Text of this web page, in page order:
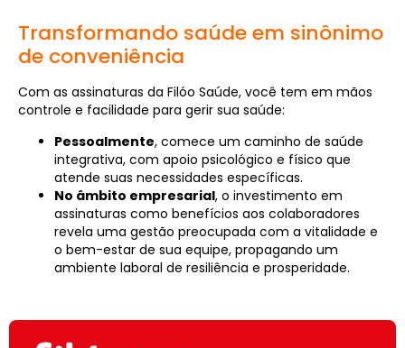
Transformando saúde em sinônimo
de conveniência
Com as assinaturas da Filóo Saúde, você tem em mãos
controle e facilidade para gerir sua saúde:
Pessoalmente, comece um caminho de saúde
integrativa, com apoio psicológico e físico que
atende suas necessidades específicas.
No âmbito empresarial, o investimento em
assinaturas como benefícios aos colaboradores
revela uma gestão preocupada com a vitalidade e
o bem-estar de sua equipe, propagando um
ambiente laboral de resiliência e prosperidade.